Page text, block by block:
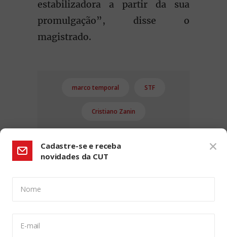
estabilizadora a partir da sua
promulgação”, disse o
magistrado.
marco temporal STF
Cristiano Zanin
Cadastre-se e receba
novidades da CUT
Nome
E-mail
CONFIGURAÇÃO DE COOKIES: